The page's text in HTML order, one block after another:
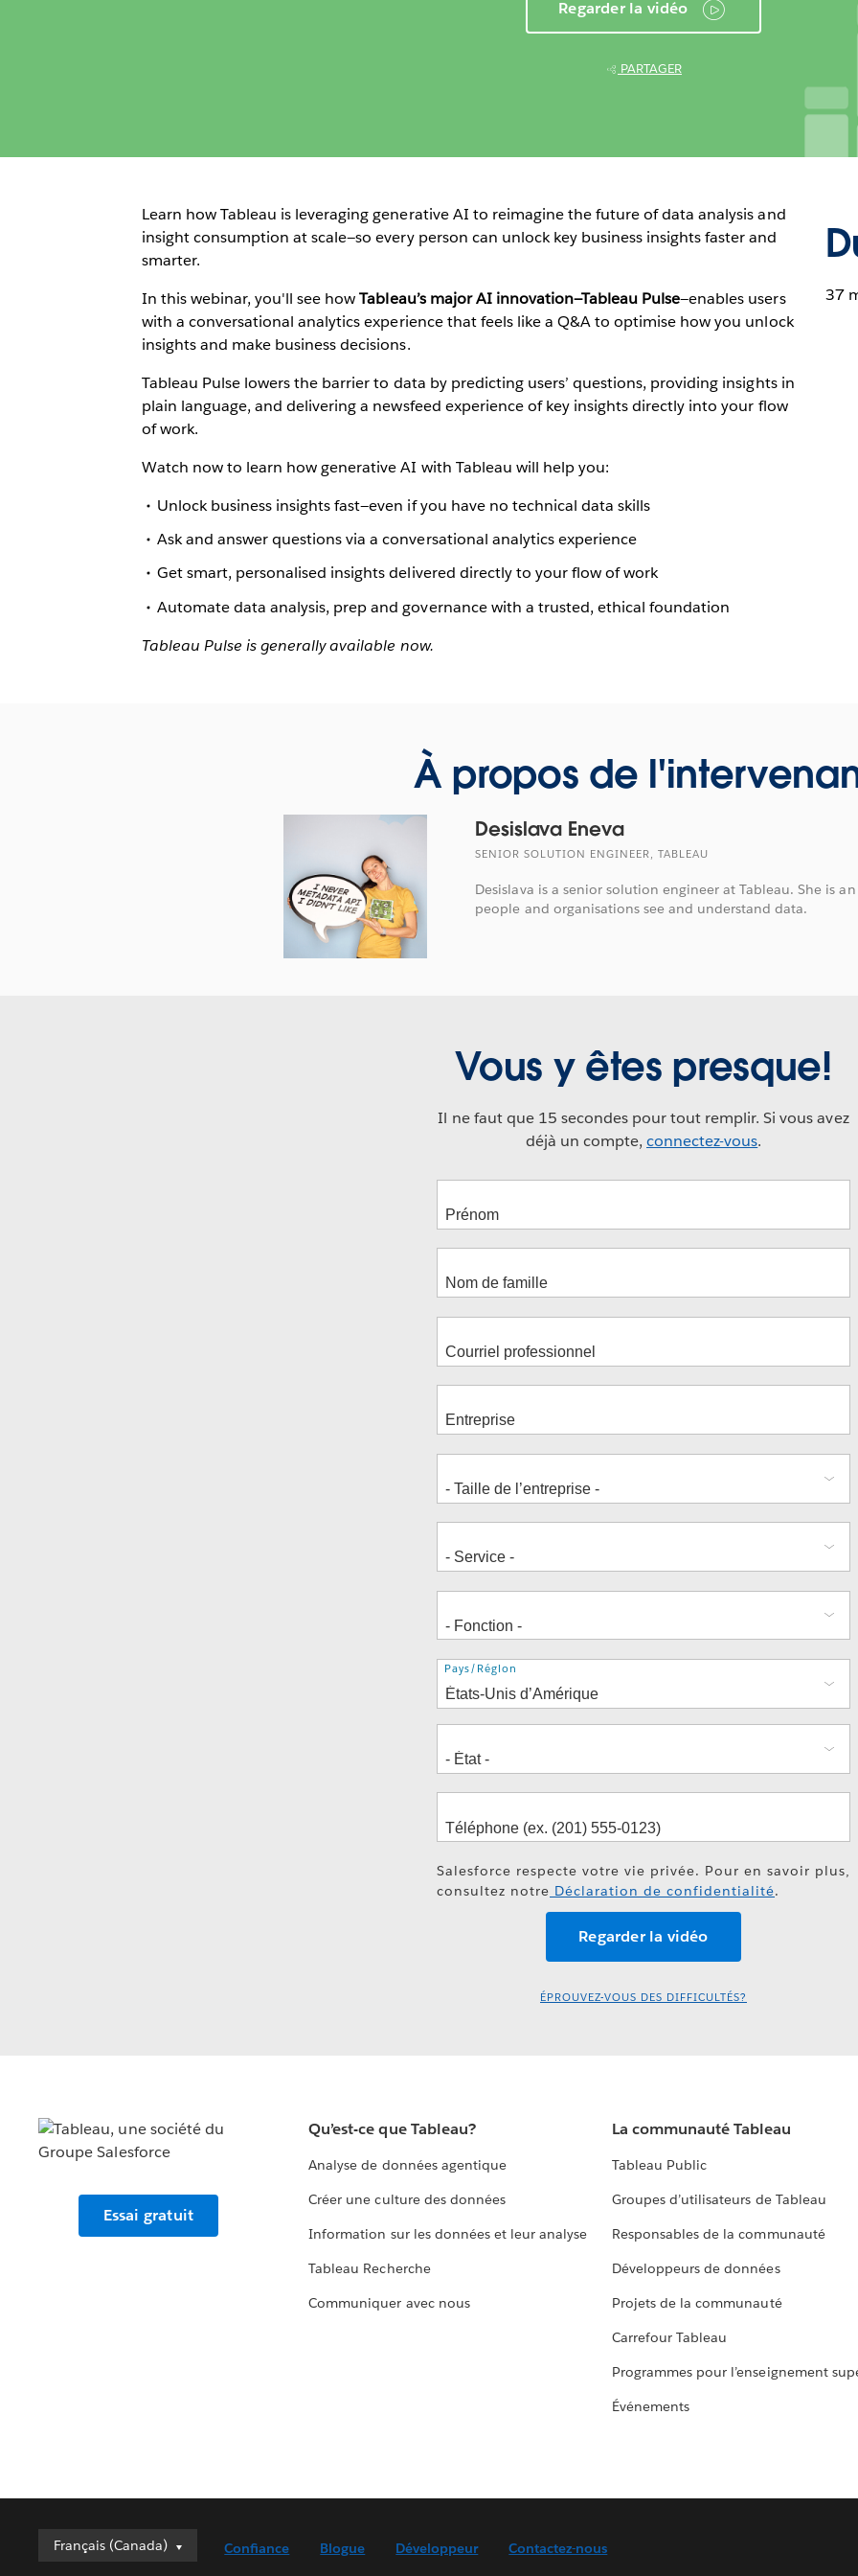
Regarder la vidéo
PARTAGER
Learn how Tableau is leveraging generative AI to reimagine the future of data analysis and
insight consumption at scale—so every person can unlock key business insights faster and
smarter.
In this webinar, you'll see howTableau’s major AI innovation—Tableau Pulse—enables users
with a conversational analytics experience that feels like a Q&A to optimise how you unlock
insights and make business decisions.
Tableau Pulse lowers the barrier to data by predicting users’ questions, providing insights in
plain language, and delivering a newsfeed experience of key insights directly into your flow
of work.
Watch now to learn how generative AI with Tableau will help you:
Unlock business insights fast—even if you have no technical data skills
Ask and answer questions via a conversational analytics experience
Get smart, personalised insights delivered directly to your flow of work
Automate data analysis, prep and governance with a trusted, ethical foundation
Tableau Pulse is generally available now.
37
À propos de
Desislava Eneva
SENIOR SOLUTION ENGINEER, TABLEAU
Desislava is a senior solution engineer at Tableau. She is
people and organisations see and understand data.
Vous y êtes presque!
Il ne faut que 15 secondes pour tout remplir. Si vous avez
déjà un compte, connectez-vous.
Adresse
Pays/Région
Salesforce respecte votre vie privée. Pour en savoir plus,
consultez notre Déclaration de confidentialité.
ÉPROUVEZ-VOUS DES DIFFICULTÉS?
Essai gratuit
Qu’est-ce que Tableau?
Analyse de données agentique
Créer une culture des données
Information sur les données et leur analyse
Tableau Recherche
Communiquer avec nous
La communauté Tableau
Tableau Public
Groupes d’utilisateurs de Tableau
Responsables de la communauté
Développeurs de données
Projets de la communauté
Carrefour Tableau
Programmes pour l’enseignement
Événements
Français (Canada)
Français (Canada)
Confiance Blogue Développeur Contactez-nous